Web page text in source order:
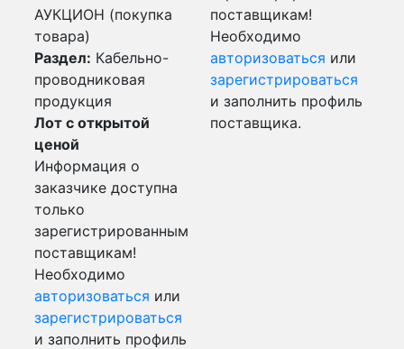
АУКЦИОН (покупка
товара)
Раздел: Кабельно-
проводниковая
продукция
Лот с открытой
ценой
Информация о
заказчике доступна
только
зарегистрированным
поставщикам!
Необходимо
авторизоваться или
зарегистрироваться
и заполнить профиль
поставщикам!
Необходимо
авторизоваться или
зарегистрироваться
и заполнить профиль
поставщика.